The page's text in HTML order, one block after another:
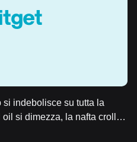
si indebolisce su tutta la
oil si dimezza, la nafta crolla
tocca il minimo delle